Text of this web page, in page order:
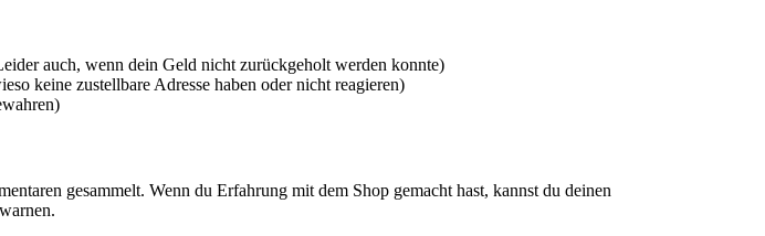
auch, wenn dein Geld nicht zurückgeholt werden konnte)
keine zustellbare Adresse haben oder nicht reagieren)
gesammelt. Wenn du Erfahrung mit dem Shop gemacht hast, kannst du deinen